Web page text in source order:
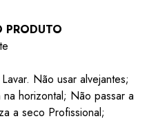
PRODUTO
Não usar alvejantes;
horizontal; Não passar a
a seco Profissional;